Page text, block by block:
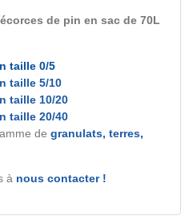
de pin en sac de 70L
taille 0/5
taille 5/10
taille 10/20
taille 20/40
de granulats, terres,
à nous contacter !